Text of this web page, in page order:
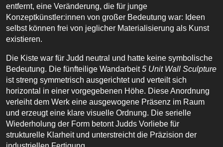
entfernt, eine Veränderung, die für junge
Konzeptkünstler:innen von großer Bedeutung war: Ideen
selbst können frei von jeglicher Materialisierung als Kunst
existieren.
Die Kiste war für Judd neutral und hatte keine symbolische
Bedeutung. Die fünfteilige Wandarbeit5 Unit Wall Sculpture
ist streng symmetrisch ausgerichtet und verteilt sich
horizontal in einer vorgegebenen Höhe. Diese Anordnung
verleiht dem Werk eine ausgewogene Präsenz im Raum
und erzeugt eine klare visuelle Ordnung. Die serielle
Wiederholung der Form betont Judds Vorliebe für
strukturelle Klarheit und unterstreicht die Präzision der